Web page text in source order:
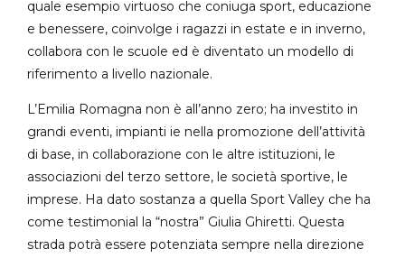
quale esempio virtuoso che coniuga sport, educazione
e benessere, coinvolge i ragazzi in estate e in inverno,
collabora con le scuole ed è diventato un modello di
riferimento a livello nazionale.
L’Emilia Romagna non è all’anno zero; ha investito in
grandi eventi, impianti ie nella promozione dell’attività
di base, in collaborazione con le altre istituzioni, le
associazioni del terzo settore, le società sportive, le
imprese. Ha dato sostanza a quella Sport Valley che ha
come testimonial la “nostra” Giulia Ghiretti. Questa
strada potrà essere potenziata sempre nella direzione